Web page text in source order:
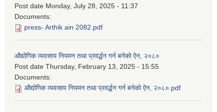
Post date Monday, July 28, 2025 - 11:37
Documents:
press- Arthik ain 2082.pdf
औद्योगिक व्यवसाय नियमन तथा प्रवर्द्धन गर्न बनेको ऐन, २०८०
Post date Thursday, February 13, 2025 - 15:55
Documents:
औद्योगिक व्यवसाय नियमन तथा प्रवर्द्धन गर्न बनेको ऐन, २०८०.pdf